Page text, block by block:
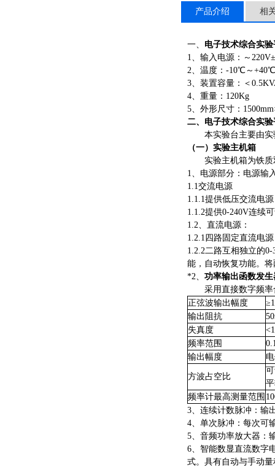
产品介绍 相
一、 电子技术综合实验
1、输入电源：～
2、温度：-10℃～
3、装置容量：＜
4、重量：120Kg
5、外形尺寸：
二、 电子技术综合实验
本实验台主要由
（一）实验主机箱
实验主机箱为铁
1、电源部分：电源输
1.1交流电源
1.1.1提供低压交流电
1.1.2提供0-240V连续
1.2、直流电源：
1.2.1四路固定直流电
1.2.2二路互相独立的
能，自动恢复功能。
*2、 功率输出函数发生
采用直接数字频
正弦波输出幅度
输出阻抗
失真度
频率范围
输出幅度
方波占空比
频率计最高测量范围
3、 连续计数脉冲：输
4、单次脉冲：每次可
5、音频功率放大器：
6、智能数显直流数字
式。具有自动与手动